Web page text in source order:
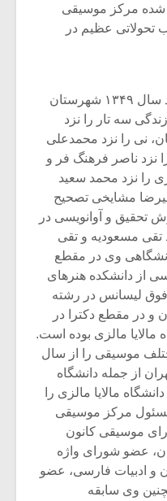
شده مرکز موسیقی
تحولاتی عظیم در
۱- پیروز ارجمند تاج الدینی متولد سال ۱۳۴۹ شهرستان
سه تار را نزد
نی را نزد محمدعلی
نزد ناصر فرهنگ فر و
را نزد محمد سعید
مشایخی تصحیح
و آوانویسی در
تقی مسعودیه و تقی
وی در مقطع
از دانشکده هنرهای
فوق لیسانس در رشته
و در مقطع دکترا در
مالایا مالزی بوده است.
موسیقی را از سال
از جمله دانشگاه
مالایا مالزی را
مسئول مرکز موسیقی
موسیقی کانون
عضو شورای واژه
و ادبیات فارسی، عضو
وی سابقه